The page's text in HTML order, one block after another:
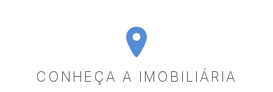
CONHEÇA A IMOBILIÁRIA